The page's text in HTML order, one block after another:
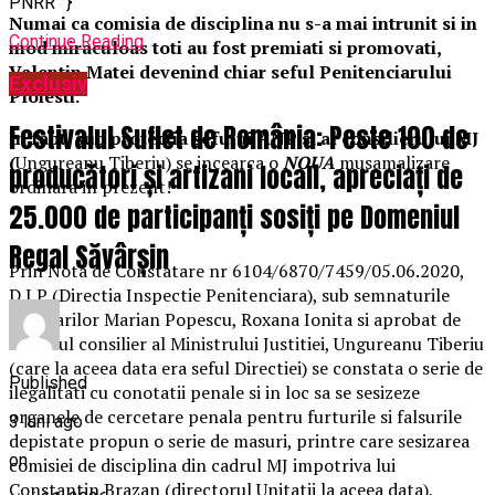
Numai ca comisia de disciplina nu s-a mai intrunit si in
mod miraculoas toti au fost premiati si promovati,
Valentin Matei devenind chiar seful Penitenciarului
Ploiesti.
In fapt, sub protectia sefului ANP si al consilierului MJ
(Ungureanu Tiberiu) se incearca oNOUA musamalizare
ordinara in prezent!
Prin Nota de Constatare nr 6104/6870/7459/05.06.2020,
D.I.P (Directia Inspectie Penitenciara), sub semnaturile
comisarilor Marian Popescu, Roxana Ionita si aprobat de
actualul consilier al Ministrului Justitiei, Ungureanu Tiberiu
(care la aceea data era seful Directiei) se constata o serie de
ilegalitati cu conotatii penale si in loc sa se sesizeze
organele de cercetare penala pentru furturile si falsurile
depistate propun o serie de masuri, printre care sesizarea
comisiei de disciplina din cadrul MJ impotriva lui
Constantin Brazan (directorul Unitatii la aceea data),
Continue Reading
Exclusiv
Festivalul Suflet de România: Peste 100 de
producători și artizani locali, apreciați de
25.000 de participanți sosiți pe Domeniul
Regal Săvârșin
Published
3 luni ago
on